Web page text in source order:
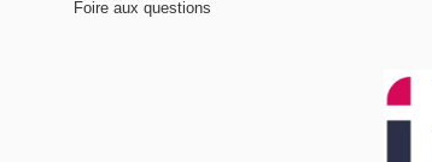
Foire aux questions